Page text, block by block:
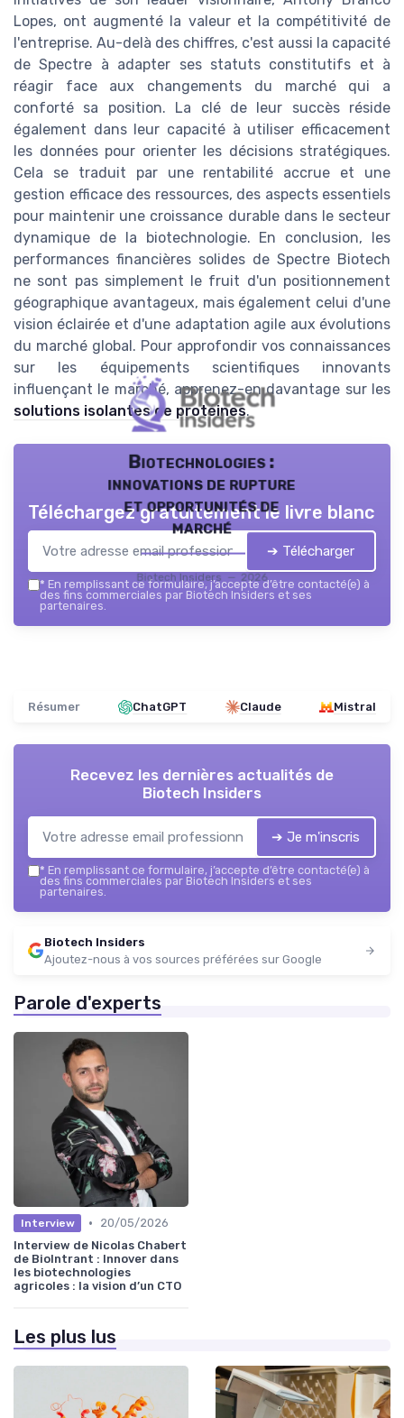
Lopes, ont augmenté la valeur et la compétitivité de
l'entreprise. Au-delà des chiffres, c'est aussi la capacité
de Spectre à adapter ses statuts constitutifs et à
réagir face aux changements du marché qui a
conforté sa position. La clé de leur succès réside
également dans leur capacité à utiliser efficacement
les données pour orienter les décisions stratégiques.
Cela se traduit par une rentabilité accrue et une
gestion efficace des ressources, des aspects essentiels
pour maintenir une croissance durable dans le secteur
dynamique de la biotechnologie. En conclusion, les
performances financières solides de Spectre Biotech
ne sont pas simplement le fruit d'un positionnement
géographique avantageux, mais également celui d'une
vision éclairée et d'une adaptation agile aux évolutions
du marché global. Pour approfondir vos connaissances
sur les équipements scientifiques innovants
influençant le marché, apprenez-en davantage sur les
solutions isolantes de protéines.
Biotechnologies :
innovations de rupture
et opportunités de
marché
Biotech Insiders — 2026
Téléchargez gratuitement le livre blanc
➔ Télécharger
* En remplissant ce formulaire, j’accepte d’être contacté(e) à
des fins commerciales par Biotech Insiders et ses
partenaires.
Résumer ChatGPT Claude Mistral
Recevez les dernières actualités de
Biotech Insiders
➔ Je m'inscris
* En remplissant ce formulaire, j’accepte d’être contacté(e) à
des fins commerciales par Biotech Insiders et ses
partenaires.
Biotech Insiders
Ajoutez-nous à vos sources préférées sur Google
Parole d'experts
Interview •
20/05/2026
Interview de Nicolas Chabert
de BioIntrant : Innover dans
les biotechnologies
agricoles : la vision d’un CTO
Les plus lus